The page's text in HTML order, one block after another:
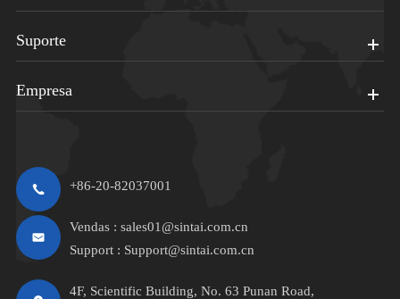
Suporte
Empresa
+86-20-82037001
Vendas : sales01@sintai.com.cn
Support : Support@sintai.com.cn
4F, Scientific Building, No. 63 Punan Road,